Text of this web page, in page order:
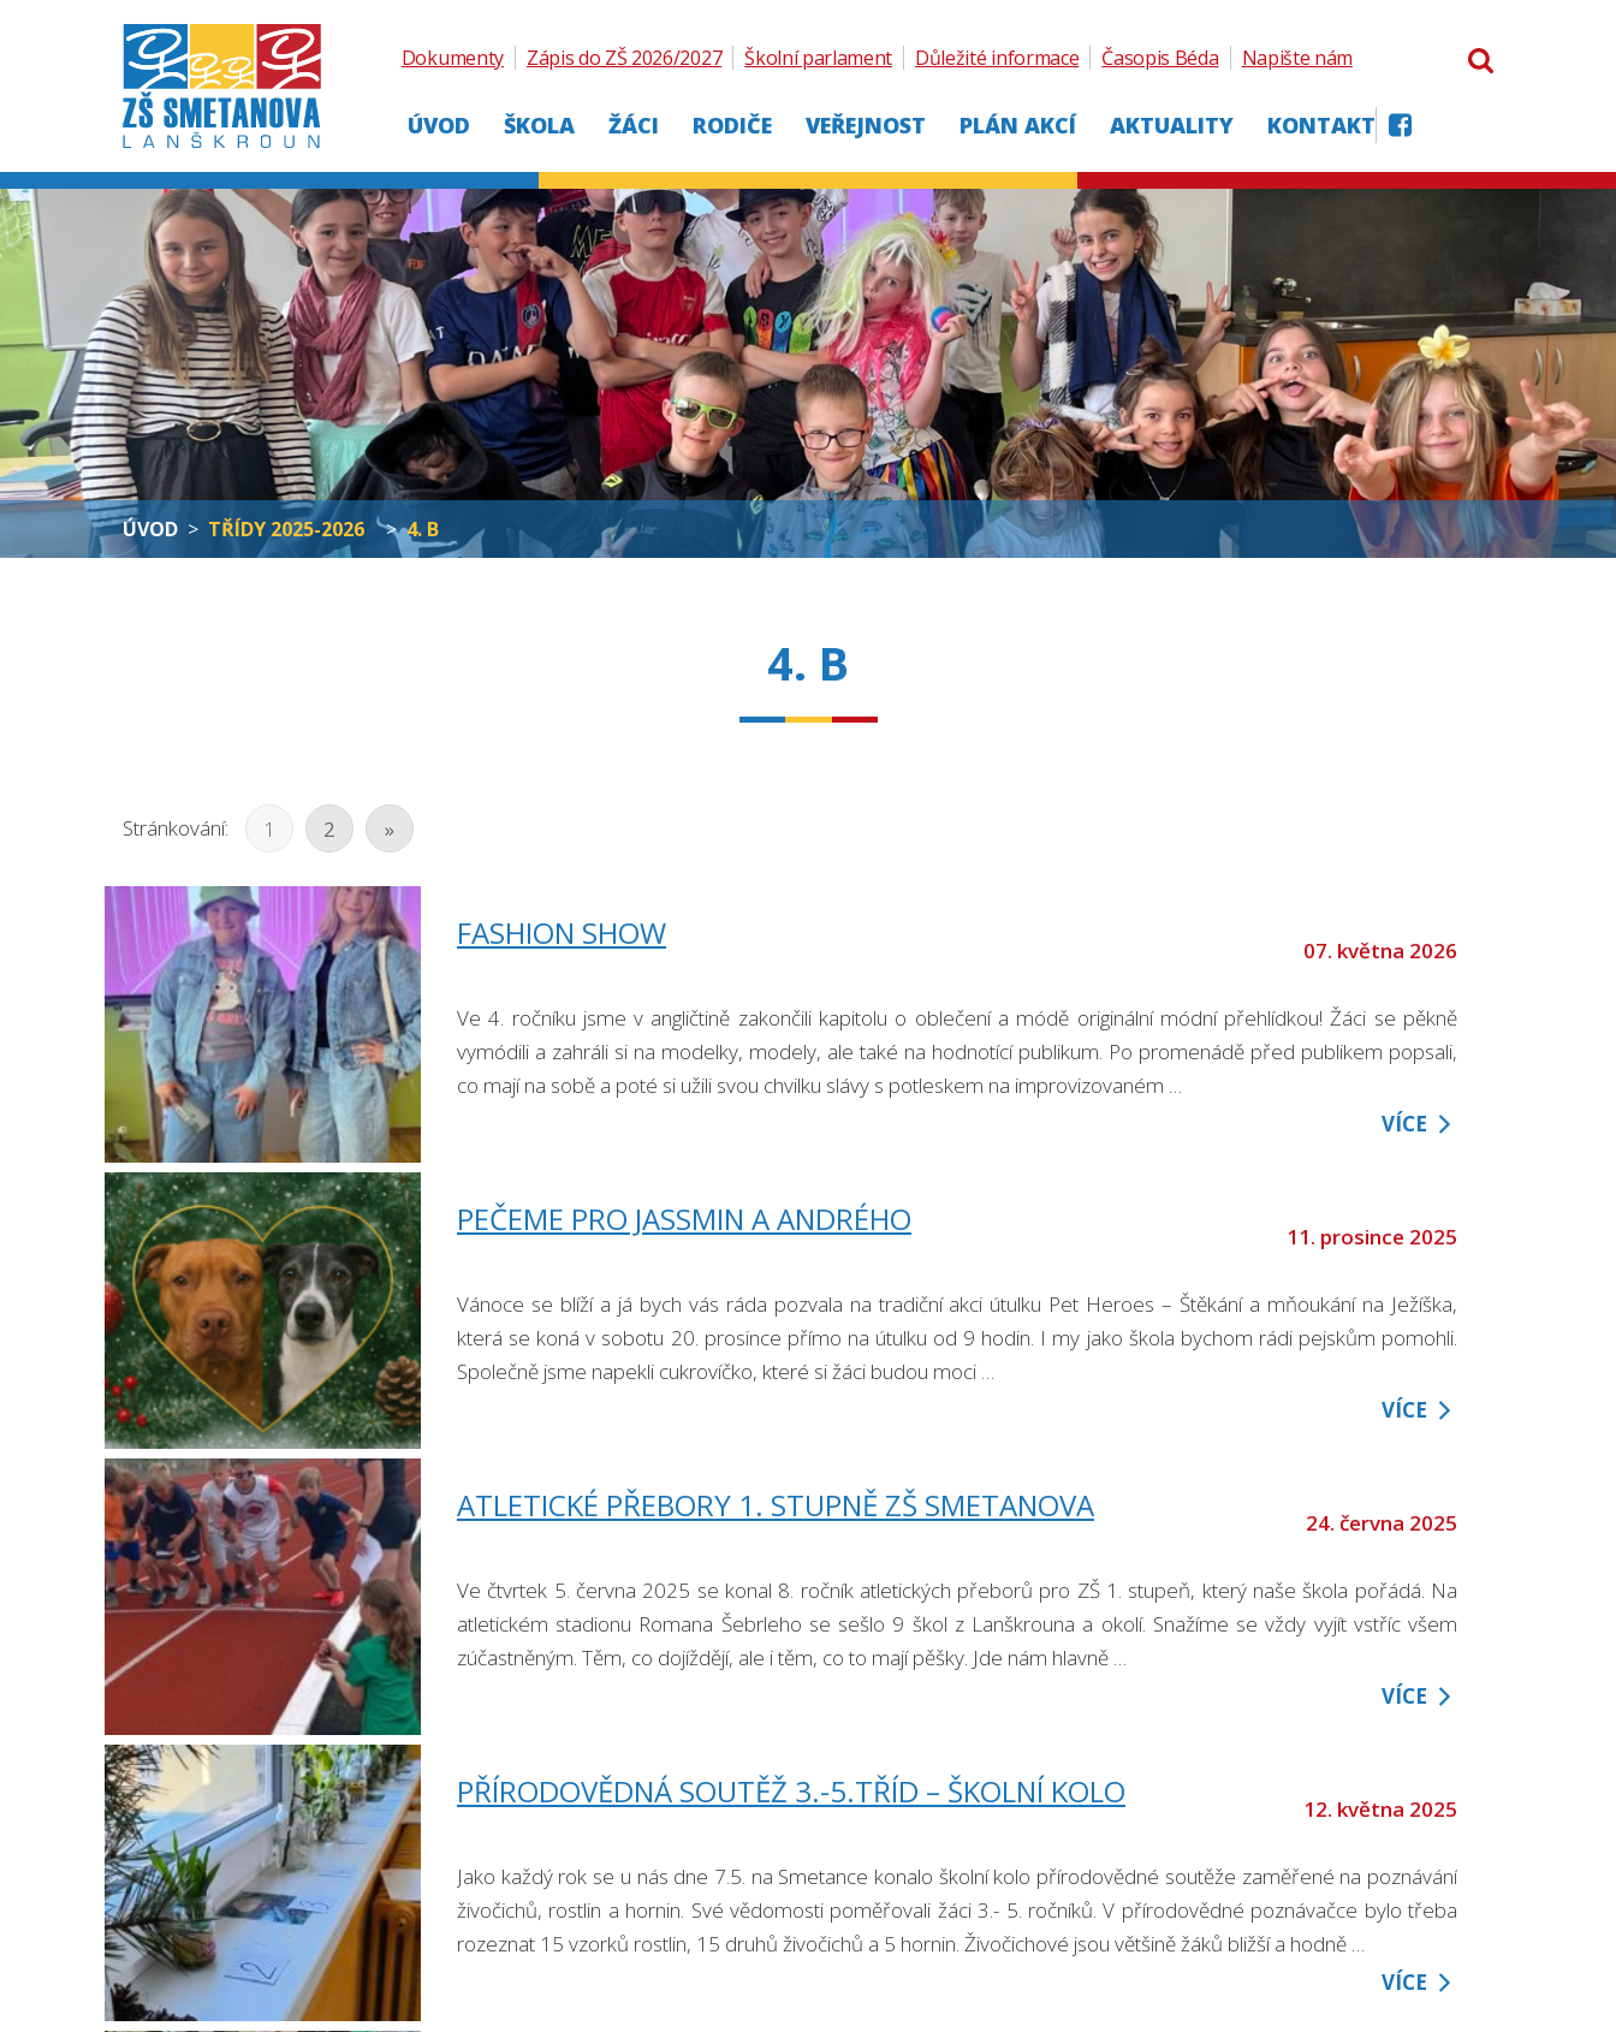
ÚVOD ŠKOLA ŽÁCI RODIČE VEŘEJNOST PLÁN AKCÍ AKTUALITY KONTAKT
Dokumenty Zápis do ZŠ 2026/2027 Školní parlament Důležité informace Časopis Béda Napište nám
ÚVOD > TŘÍDY 2025-2026 > 4. B
4. B
Stránkování: 1 2 »
FASHION SHOW 07. května 2026
Ve 4. ročníku jsme v angličtině zakončili kapitolu o oblečení a módě originální módní přehlídkou! Žáci se pěkně
vymódili a zahráli si na modelky, modely, ale také na hodnotící publikum. Po promenádě před publikem popsali,
co mají na sobě a poté si užili svou chvilku slávy s potleskem na improvizovaném …
VÍCE
PEČEME PRO JASSMIN A ANDRÉHO 11. prosince 2025
Vánoce se blíží a já bych vás ráda pozvala na tradiční akci útulku Pet Heroes – Štěkání a mňoukání na Ježíška,
která se koná v sobotu 20. prosince přímo na útulku od 9 hodin. I my jako škola bychom rádi pejskům pomohli.
Společně jsme napekli cukrovíčko, které si žáci budou moci …
VÍCE
ATLETICKÉ PŘEBORY 1. STUPNĚ ZŠ SMETANOVA 24. června 2025
Ve čtvrtek 5. června 2025 se konal 8. ročník atletických přeborů pro ZŠ 1. stupeň, který naše škola pořádá. Na
atletickém stadionu Romana Šebrleho se sešlo 9 škol z Lanškrouna a okolí. Snažíme se vždy vyjít vstříc všem
zúčastněným. Těm, co dojíždějí, ale i těm, co to mají pěšky. Jde nám hlavně …
VÍCE
PŘÍRODOVĚDNÁ SOUTĚŽ 3.-5.TŘÍD – ŠKOLNÍ KOLO 12. května 2025
Jako každý rok se u nás dne 7.5. na Smetance konalo školní kolo přírodovědné soutěže zaměřené na poznávání
živočichů, rostlin a hornin. Své vědomosti poměřovali žáci 3.- 5. ročníků. V přírodovědné poznávačce bylo třeba
rozeznat 15 vzorků rostlin, 15 druhů živočichů a 5 hornin. Živočichové jsou většině žáků bližší a hodně …
VÍCE